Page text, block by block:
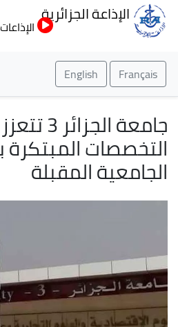
إلى
الإذاعة الجزائرية
الإذاعات
Français
English
جامعة
التخصصات المبتكرة
الجامعية المقبلة